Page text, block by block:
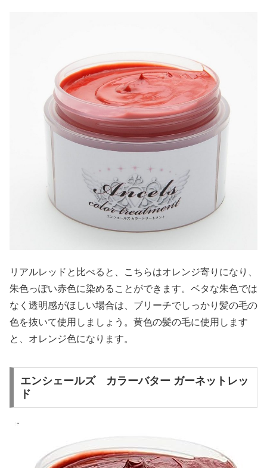
リアルレッドと比べると、こちらはオレンジ寄りになり、
朱色っぽい赤色に染めることができます。ベタな朱色では
なく透明感がほしい場合は、ブリーチでしっかり髪の毛の
色を抜いて使用しましょう。黄色の髪の毛に使用します
と、オレンジ色になります。
エンシェールズ カラーバター ガーネットレッ
ド